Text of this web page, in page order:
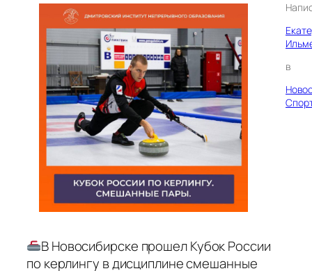
в
В Новосибирске прошел Кубок России
по керлингу в дисциплине смешанные